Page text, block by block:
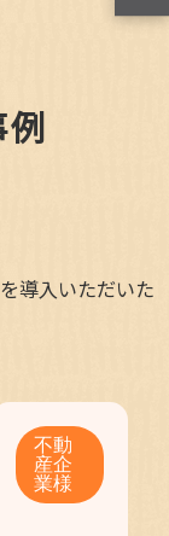
導入いただいた
不動
産企
業様